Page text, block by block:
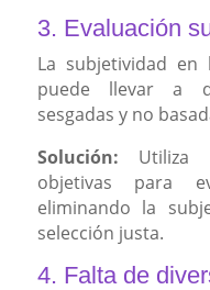
3. Evaluación
La subjetividad en
puede llevar a
sesgadas y no
Solución: Utiliza
objetivas para
eliminando la
selección justa.
4. Falta de